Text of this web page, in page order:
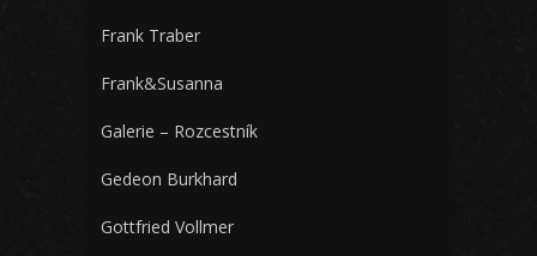
Frank Traber
Frank&Susanna
Galerie – Rozcestník
Gedeon Burkhard
Gottfried Vollmer